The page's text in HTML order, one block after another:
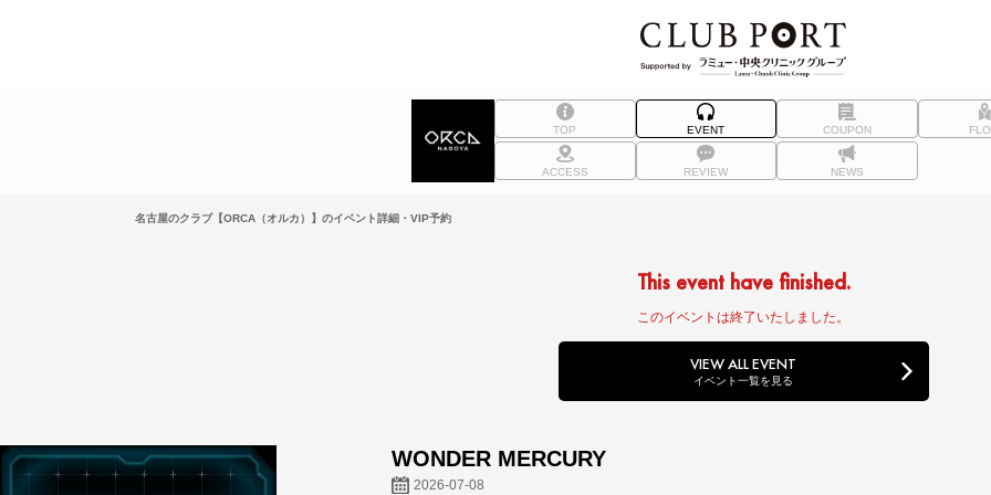
TOP EVENT COUPON
ACCESS REVIEW NEWS
名古屋のクラブ【ORCA（オルカ）】のイベント詳細・VIP予約
This event have finished.
このイベントは終了いたしました。
VIEW ALL EVENT
イベント一覧を見る
WONDER MERCURY
2026-07-08